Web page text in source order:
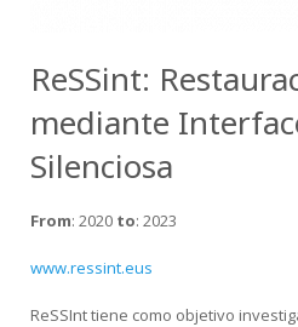
ReSSint:
mediante
Silenciosa
From: 2020 to: 2023
www.ressint.eus
ReSSInt tiene como objetivo